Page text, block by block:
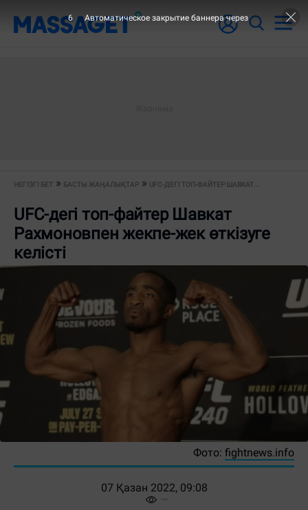
НЕГІЗГІ БЕТ БАСТЫ ЖАҢАЛЫҚТАР UFC-ДЕГІ ТОП-ФАЙТЕР ШАВКАТ...
UFC-дегі топ-файтер Шавкат
Рахмоновпен жекпе-жек өткізуге
келісті
Фото: fightnews.info
07 Қазан 2022, 09:08
6 Автоматическое закрытие баннера через